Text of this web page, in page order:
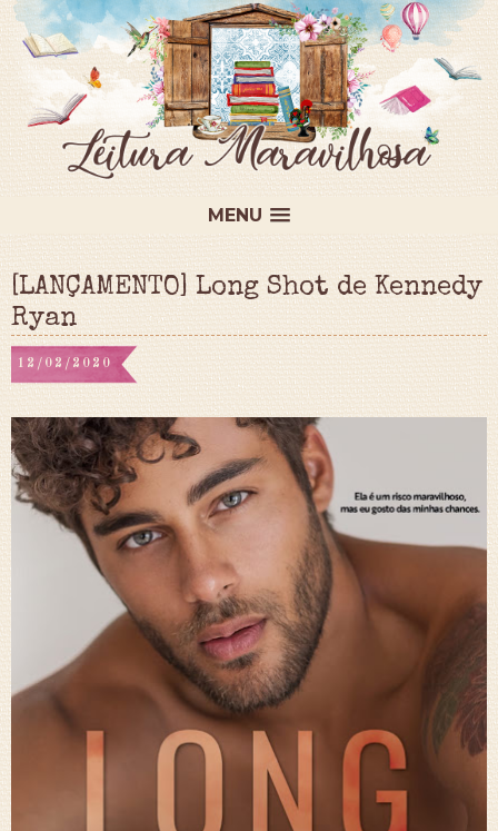
MENU
[LANÇAMENTO] Long Shot de Kennedy
Ryan
12/02/2020